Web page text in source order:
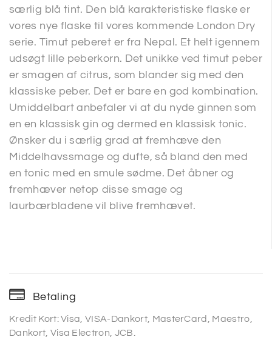
særlig blå tint. Den blå karakteristiske flaske er
vores nye flaske til vores kommende London Dry
serie. Timut peberet er fra Nepal. Et helt igennem
udsøgt lille peberkorn. Det unikke ved timut peber
er smagen af citrus, som blander sig med den
klassiske peber. Det er bare en god kombination.
Umiddelbart anbefaler vi at du nyde ginnen som
en en klassisk gin og dermed en klassisk tonic.
Ønsker du i særlig grad at fremhæve den
Middelhavssmage og dufte, så bland den med
en tonic med en smule sødme. Det åbner og
fremhæver netop disse smage og
laurbærbladene vil blive fremhævet.
Betaling
Kredit Kort: Visa, VISA-Dankort, MasterCard, Maestro,
Dankort, Visa Electron, JCB.